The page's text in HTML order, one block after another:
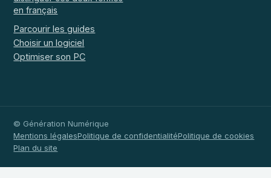
en français
Parcourir les guides
Choisir un logiciel
Optimiser son PC
© Génération Numérique
Mentions légalesPolitique de confidentialitéPolitique de cookies
Plan du site